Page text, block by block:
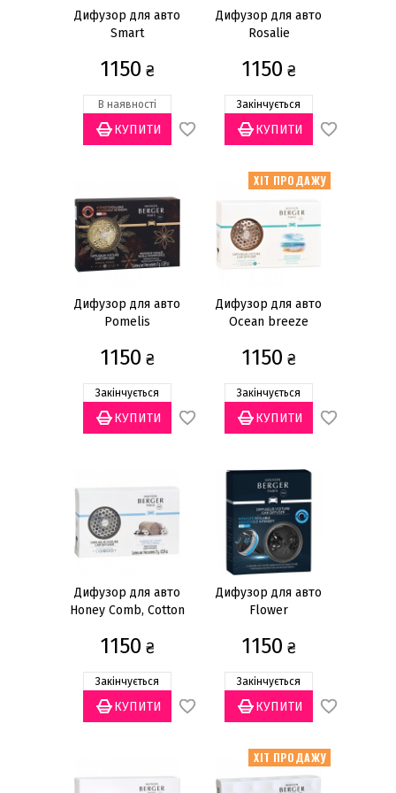
Золотий (8)
Мідний (1)
Сірий (1)
Чорний (12)
Показати все
Дифузор для авто
Smart
1150 ₴
В наявності
Дифузор для авто
Rosalie
1150 ₴
Закінчується
Дифузор для авто
Pomelis
1150 ₴
Закінчується
ХІТ ПРОДАЖУ
Дифузор для авто
Ocean breeze
1150 ₴
Закінчується
Дифузор для авто
Honey Comb, Cotton
1150 ₴
Закінчується
Дифузор для авто
Flower
1150 ₴
Закінчується
ХІТ ПРОДАЖУ